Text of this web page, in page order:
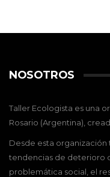
NOSOTROS
Taller Ecologista es una
Rosario (Argentina),
Desde esta organización
tendencias de deterioro
problemática social, el